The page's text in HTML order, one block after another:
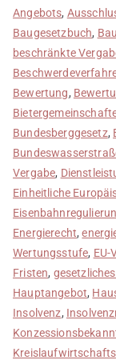
Angebots,
Baugesetzbuch,
beschränkte
Bewertung,
Bundesberggesetz,
Vergabe,
Einheitliche
Energierecht,
Wertungsstufe, EU-
Fristen,
Hauptangebot,
Insolvenz,